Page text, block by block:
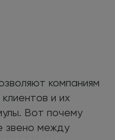
компаниям
и их
Вот почему
звено между